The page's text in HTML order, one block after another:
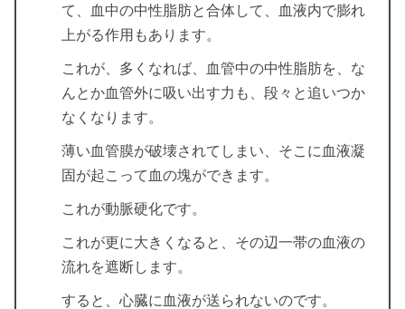
て、血中の中性脂肪と合体して、血液内で膨れ
上がる作用もあります。
これが、多くなれば、血管中の中性脂肪を、な
んとか血管外に吸い出す力も、段々と追いつか
なくなります。
薄い血管膜が破壊されてしまい、そこに血液凝
固が起こって血の塊ができます。
これが動脈硬化です。
これが更に大きくなると、その辺一帯の血液の
流れを遮断します。
すると、心臓に血液が送られないのです。